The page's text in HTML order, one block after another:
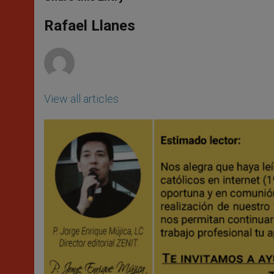
s
p
p
e
g
e
b
o
k
r
Rafael Llanes
View all articles